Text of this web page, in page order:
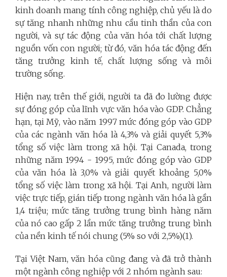
kinh doanh mang tính công nghiệp, chủ yếu là do
sự tăng nhanh những nhu cầu tinh thần của con
người, và sự tác động của văn hóa tới chất lượng
nguồn vốn con người; từ đó, văn hóa tác động đến
tăng trưởng kinh tế, chất lượng sống và môi
trường sống.
Hiện nay, trên thế giới, người ta đã đo lường được
sự đóng góp của lĩnh vực văn hóa vào GDP. Chẳng
hạn, tại Mỹ, vào năm 1997 mức đóng góp vào GDP
của các ngành văn hóa là 4,3% và giải quyết 5,3%
tổng số việc làm trong xã hội. Tại Canada, trong
những năm 1994 - 1995, mức đóng góp vào GDP
của văn hóa là 3,0% và giải quyết khoảng 5,0%
tổng số việc làm trong xã hội. Tại Anh, người làm
việc trực tiếp, gián tiếp trong ngành văn hóa là gần
1,4 triệu; mức tăng trưởng trung bình hàng năm
của nó cao gấp 2 lần mức tăng trưởng trung bình
của nền kinh tế nói chung (5% so với 2,5%)(1).
Tại Việt Nam, văn hóa cũng đang và đã trở thành
một ngành công nghiệp với 2 nhóm ngành sau: